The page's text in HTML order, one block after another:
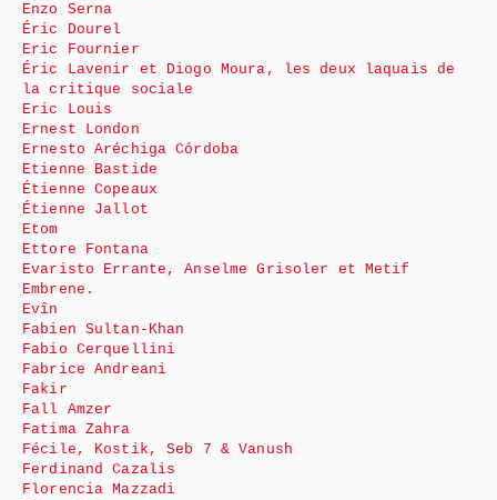
Enzo Serna
Éric Dourel
Eric Fournier
Éric Lavenir et Diogo Moura, les deux laquais de
la critique sociale
Eric Louis
Ernest London
Ernesto Aréchiga Córdoba
Etienne Bastide
Étienne Copeaux
Étienne Jallot
Etom
Ettore Fontana
Evaristo Errante, Anselme Grisoler et Metif
Embrene.
Evîn
Fabien Sultan-Khan
Fabio Cerquellini
Fabrice Andreani
Fakir
Fall Amzer
Fatima Zahra
Fécile, Kostik, Seb 7 & Vanush
Ferdinand Cazalis
Florencia Mazzadi